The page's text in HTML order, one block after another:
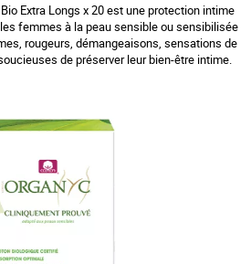
Extra Longs x 20 est une protection intime
femmes à la peau sensible ou sensibilisée
rougeurs, démangeaisons, sensations de
de préserver leur bien-être intime.